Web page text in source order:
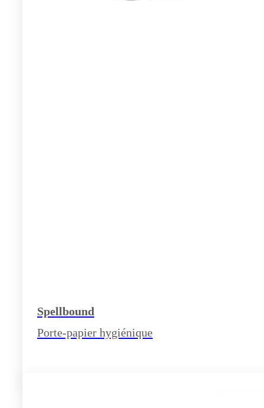
Spellbound
Porte-papier hygiénique